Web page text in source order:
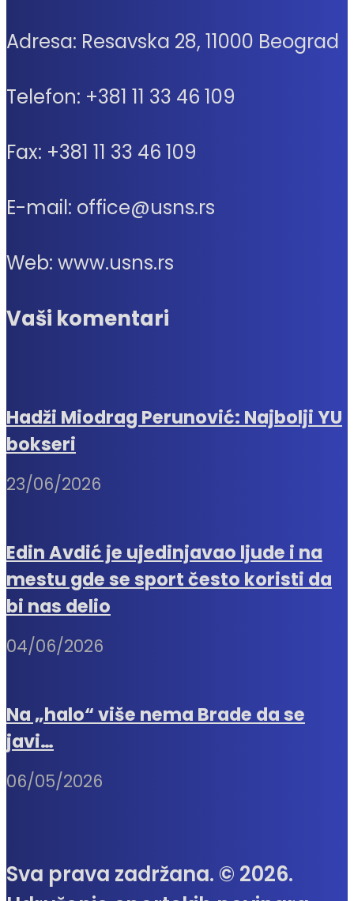
Adresa: Resavska 28, 11000 Beograd
Telefon: +381 11 33 46 109
Fax: +381 11 33 46 109
E-mail: office@usns.rs
Web: www.usns.rs
Vaši komentari
Hadži Miodrag Perunović: Najbolji YU
bokseri
23/06/2026
Edin Avdić je ujedinjavao ljude i na
mestu gde se sport često koristi da
bi nas delio
04/06/2026
Na „halo“ više nema Brade da se
javi…
06/05/2026
Sva prava zadržana. © 2026.